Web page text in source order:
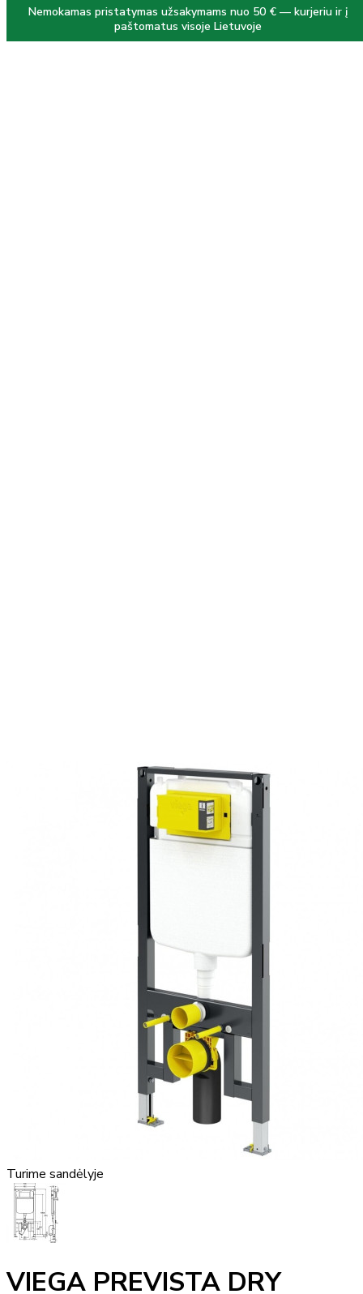
Nemokamas pristatymas užsakymams nuo 50 € — kurjeriu ir į
paštomatus visoje Lietuvoje
Turime sandėlyje
VIEGA PREVISTA DRY